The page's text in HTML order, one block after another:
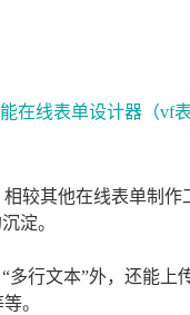
相较其他在线表单制
淀。
多行文本”外，还能
。